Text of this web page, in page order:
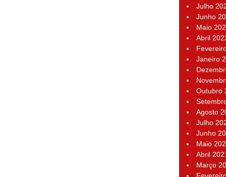
Julho
Junho
Maio
Abril
Janeiro
Outubro
Agosto
Julho
Junho
Maio
Abril
Março